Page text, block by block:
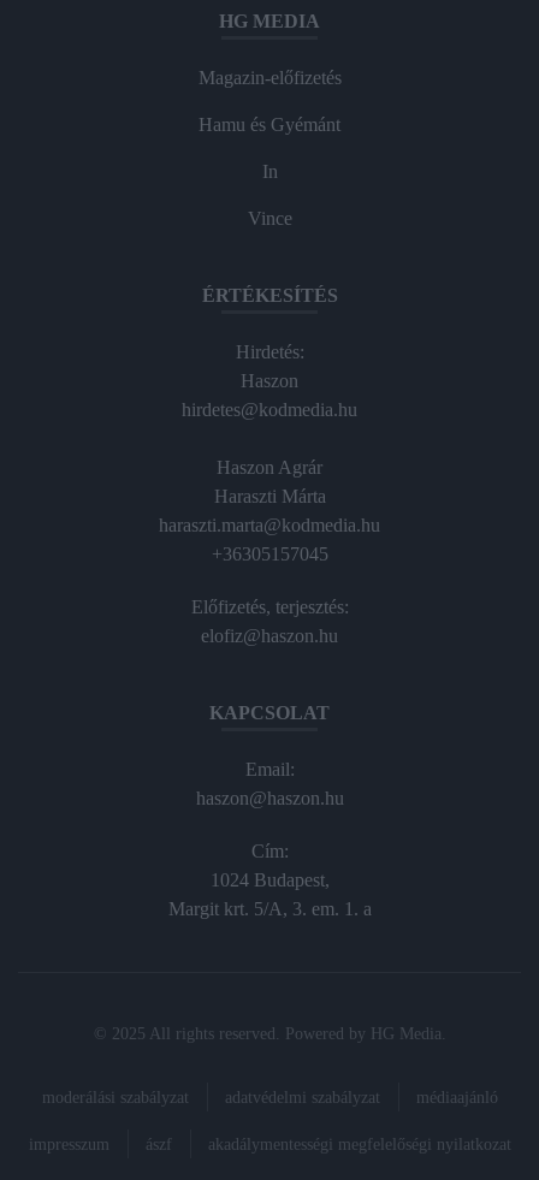
HG MEDIA
Magazin-előfizetés
Hamu és Gyémánt
In
Vince
ÉRTÉKESÍTÉS
Hirdetés:
Haszon
hirdetes@kodmedia.hu
Haszon Agrár
Haraszti Márta
haraszti.marta@kodmedia.hu
+36305157045
Előfizetés, terjesztés:
elofiz@haszon.hu
KAPCSOLAT
Email:
haszon@haszon.hu
Cím:
1024 Budapest,
Margit krt. 5/A, 3. em. 1. a
© 2025 All rights reserved. Powered by HG Media
moderálási szabályzat adatvédelmi szabályzat médiaajánló
impresszum ászf akadálymentességi megfelelőségi nyilatkozat